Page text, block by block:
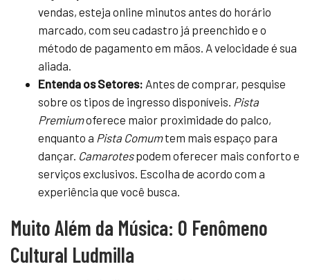
vendas, esteja online minutos antes do horário
marcado, com seu cadastro já preenchido e o
método de pagamento em mãos. A velocidade é sua
aliada.
Entenda os Setores: Antes de comprar, pesquise
sobre os tipos de ingresso disponíveis. Pista
Premiumoferece maior proximidade do palco,
enquanto a Pista Comumtem mais espaço para
dançar. Camarotespodem oferecer mais conforto e
serviços exclusivos. Escolha de acordo com a
experiência que você busca.
Muito Além da Música: O Fenômeno
Cultural Ludmilla